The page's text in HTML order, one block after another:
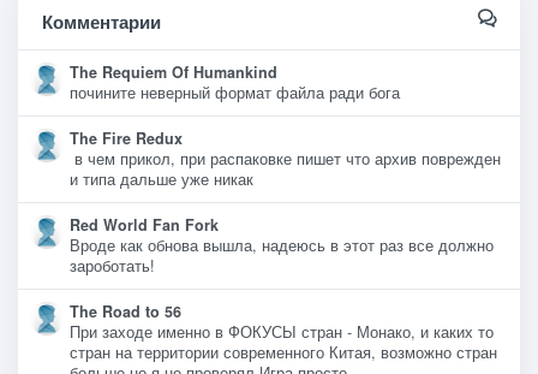
Комментарии
The Requiem Of Humankind
почините неверный формат файла ради бога
The Fire Redux
в чем прикол, при распаковке пишет что архив поврежден
и типа дальше уже никак
Red World Fan Fork
Вроде как обнова вышла, надеюсь в этот раз все должно
зароботать!
The Road to 56
При заходе именно в ФОКУСЫ стран - Монако, и каких то
стран на территории современного Китая, возможно стран